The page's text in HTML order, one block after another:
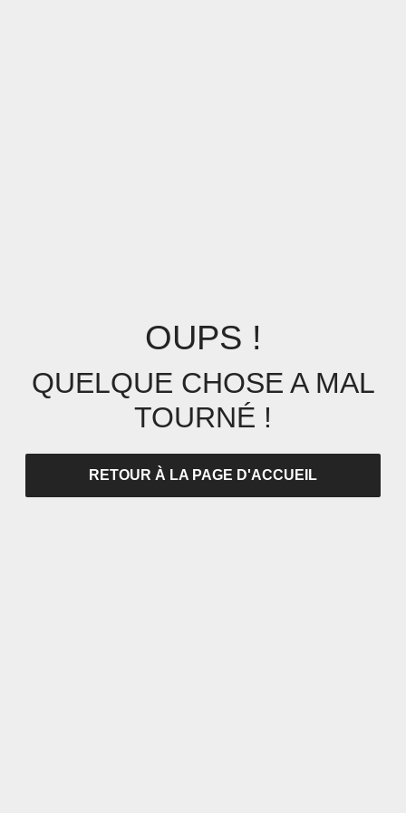
OUPS !
QUELQUE CHOSE A MAL
TOURNÉ !
RETOUR À LA PAGE D'ACCUEIL